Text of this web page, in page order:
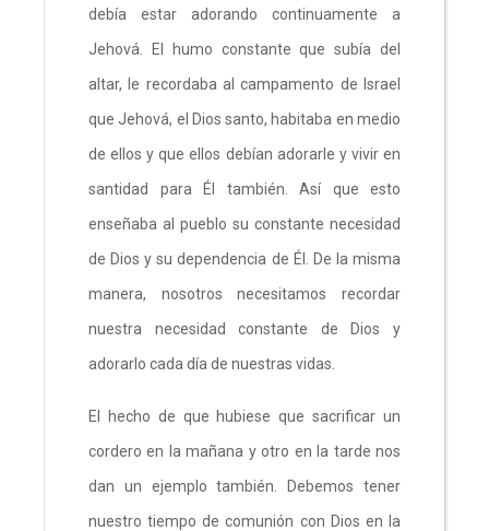
debía estar adorando continuamente a
Jehová. El humo constante que subía del
altar, le recordaba al campamento de Israel
que Jehová, el Dios santo, habitaba en medio
de ellos y que ellos debían adorarle y vivir en
santidad para Él también. Así que esto
enseñaba al pueblo su constante necesidad
de Dios y su dependencia de Él. De la misma
manera, nosotros necesitamos recordar
nuestra necesidad constante de Dios y
adorarlo cada día de nuestras vidas.
El hecho de que hubiese que sacrificar un
cordero en la mañana y otro en la tarde nos
dan un ejemplo también. Debemos tener
nuestro tiempo de comunión con Dios en la